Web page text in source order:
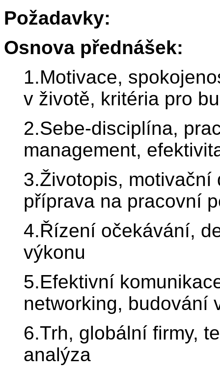
Požadavky:
Osnova přednášek:
1.Motivace,
v životě, kritéria pro
2.Sebe-disciplína,
management,
3.Životopis, motivační
příprava na pracovní
4.Řízení očekávání,
výkonu
5.Efektivní
networking, budování
6.Trh, globální firmy,
analýza